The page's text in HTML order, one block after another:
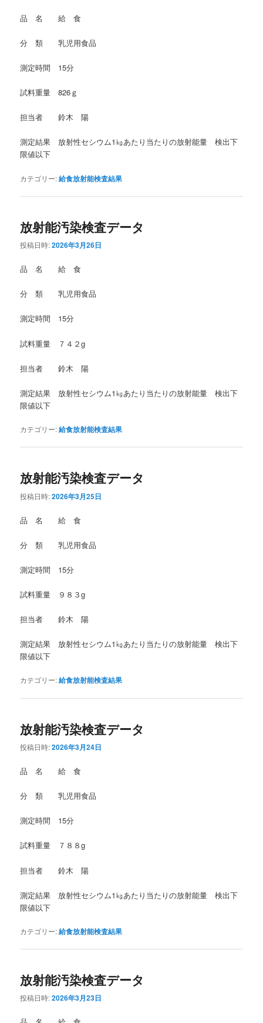
品 名 給 食
分 類 乳児用食品
測定時間 15分
試料重量 826ｇ
担当者 鈴木 陽
測定結果 放射性セシウム1㎏あたり当たりの放射能量 検出下
限値以下
カテゴリー:給食放射能検査結果
放射能汚染検査データ
投稿日時:2026年3月26日
品 名 給 食
分 類 乳児用食品
測定時間 15分
試料重量 ７４２g
担当者 鈴木 陽
測定結果 放射性セシウム1㎏あたり当たりの放射能量 検出下
限値以下
カテゴリー:給食放射能検査結果
放射能汚染検査データ
投稿日時:2026年3月25日
品 名 給 食
分 類 乳児用食品
測定時間 15分
試料重量 ９８３g
担当者 鈴木 陽
測定結果 放射性セシウム1㎏あたり当たりの放射能量 検出下
限値以下
カテゴリー:給食放射能検査結果
放射能汚染検査データ
投稿日時:2026年3月24日
品 名 給 食
分 類 乳児用食品
測定時間 15分
試料重量 ７８８g
担当者 鈴木 陽
測定結果 放射性セシウム1㎏あたり当たりの放射能量 検出下
限値以下
カテゴリー:給食放射能検査結果
放射能汚染検査データ
投稿日時:2026年3月23日